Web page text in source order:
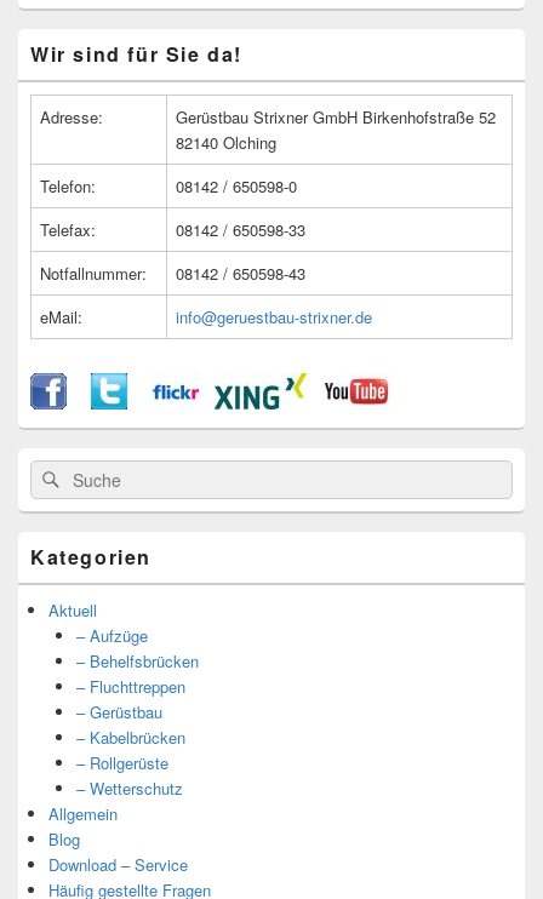
Seitenleisten
Widget-
Wir sind für Sie da!
Adresse:
Gerüstbau Strixner GmbH Birkenhofstraße 52
82140 Olching
Telefon:
08142 / 650598-0
Telefax:
08142 / 650598-33
Notfallnummer:
08142 / 650598-43
eMail:
info@geruestbau-strixner.de
Suche
nach:
Suche
Kategorien
Aktuell
– Aufzüge
– Behelfsbrücken
– Fluchttreppen
– Gerüstbau
– Kabelbrücken
– Rollgerüste
– Wetterschutz
Allgemein
Blog
Download – Service
Häufig gestellte Fragen